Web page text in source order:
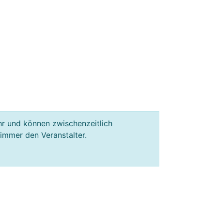
und können zwischenzeitlich
den Veranstalter.